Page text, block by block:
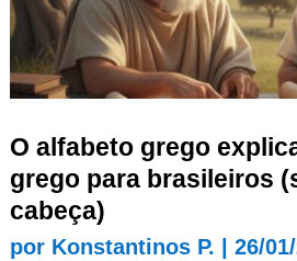
O alfabeto grego
grego para brasileiros
cabeça)
por Konstantinos P. 26/